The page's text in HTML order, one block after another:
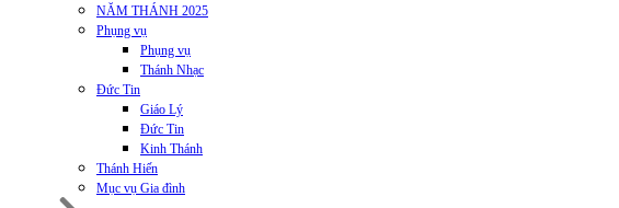
NĂM THÁNH 2025
Phụng vụ
Phụng vụ
Thánh Nhạc
Đức Tin
Giáo Lý
Đức Tin
Kinh Thánh
Thánh Hiến
Mục vụ Gia đình